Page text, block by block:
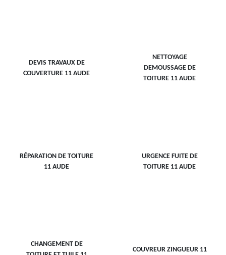
DEVIS TRAVAUX DE
COUVERTURE 11 AUDE
NETTOYAGE
DEMOUSSAGE DE
TOITURE 11 AUDE
RÉPARATION DE TOITURE
11 AUDE
URGENCE FUITE DE
TOITURE 11 AUDE
CHANGEMENT DE
COUVREUR ZINGUEUR 11